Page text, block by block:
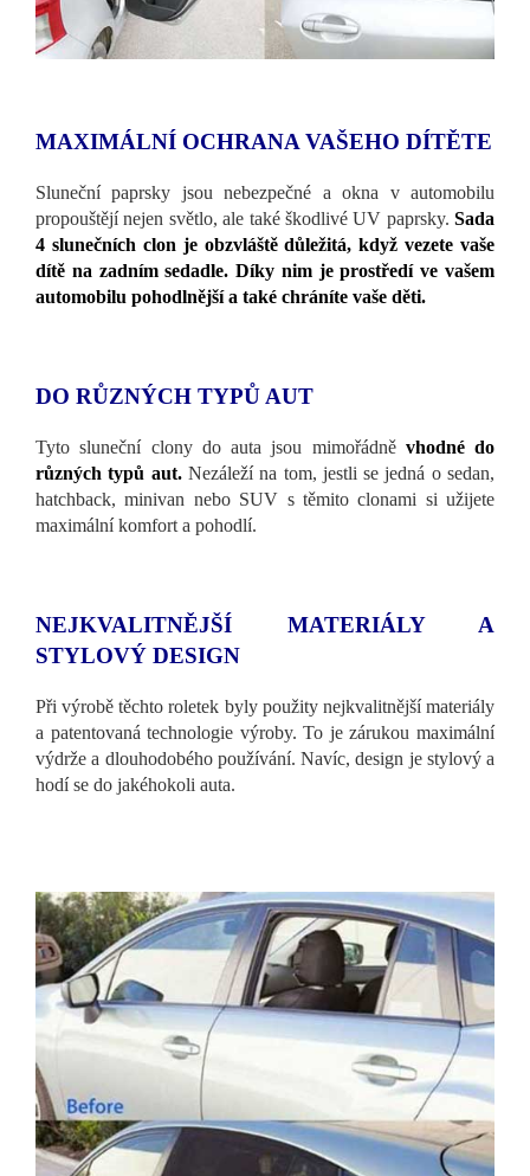
MAXIMÁLNÍ OCHRANA VAŠEHO DÍTĚTE
Sluneční paprsky jsou nebezpečné a okna v automobilu
propouštějí nejen světlo, ale také škodlivé UV paprsky. Sada
4 slunečních clon je obzvláště důležitá, když vezete vaše
dítě na zadním sedadle. Díky nim je prostředí ve vašem
automobilu pohodlnější a také chráníte vaše děti.
DO RŮZNÝCH TYPŮ AUT
Tyto sluneční clony do auta jsou mimořádně vhodné do
různých typů aut.Nezáleží na tom, jestli se jedná o sedan,
hatchback, minivan nebo SUV s těmito clonami si užijete
maximální komfort a pohodlí.
NEJKVALITNĚJŠÍ MATERIÁLY A
STYLOVÝ DESIGN
Při výrobě těchto roletek byly použity nejkvalitnější materiály
a patentovaná technologie výroby. To je zárukou maximální
výdrže a dlouhodobého používání. Navíc, design je stylový a
hodí se do jakéhokoli auta.